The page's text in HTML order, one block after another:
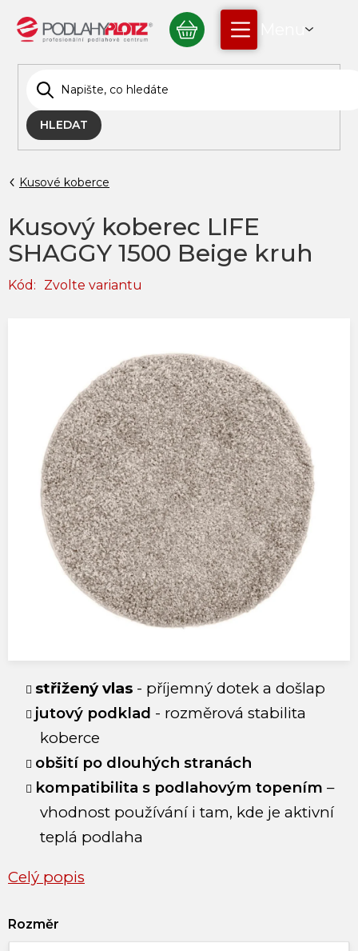
obsah
HLEDAT
NÁKUPNÍ
KOŠÍK
Kusové koberce
Kusový koberec LIFE
SHAGGY 1500 Beige kruh
Kód: Zvolte variantu
střižený vlas - příjemný dotek a došlap
jutový podklad - rozměrová stabilita
koberce
obšití po dlouhých stranách
kompatibilita s podlahovým topením –
vhodnost používání i tam, kde je aktivní
teplá podlaha
Celý popis
Rozměr